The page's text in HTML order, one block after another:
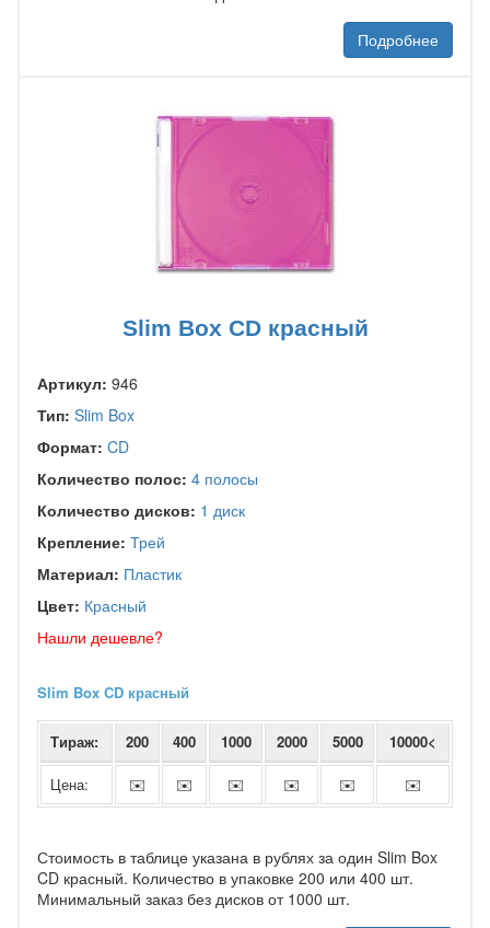
Подробнее
Slim Box CD красный
Артикул: 946
Тип: Slim Box
Формат: CD
Количество полос: 4 полосы
Количество дисков: 1 диск
Крепление: Трей
Материал: Пластик
Цвет: Красный
Нашли дешевле?
Slim Box CD красный
Тираж: 200 400 1000 2000 5000 10000<
Цена: ✉️ ✉️ ✉️ ✉️ ✉️ ✉️
Стоимость в таблице указана в рублях за один Slim Box
CD красный. Количество в упаковке 200 или 400 шт.
Минимальный заказ без дисков от 1000 шт.